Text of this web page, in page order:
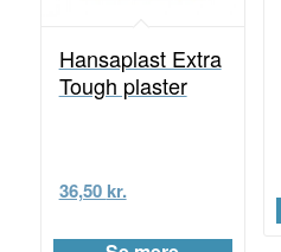
Hansaplast Extra
Tough plaster
36,50 kr.